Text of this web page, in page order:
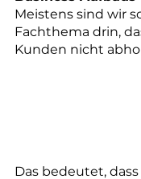
Meistens sind wir
Fachthema drin,
Kunden nicht
Das bedeutet,